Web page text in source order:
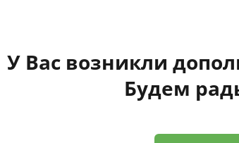
У Вас возникли
Будем